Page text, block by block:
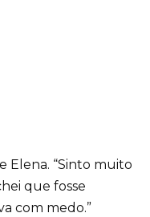
Elena. “Sinto muito
que fosse
com medo.”